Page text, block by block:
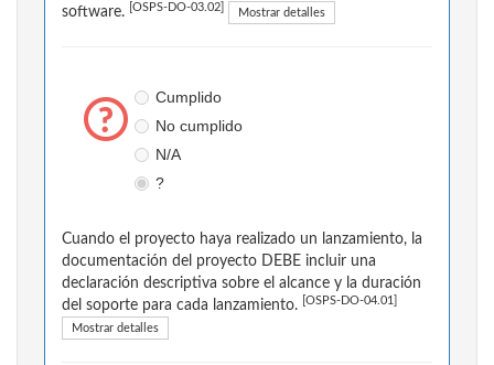
software.
[OSPS-DO-03.02] Mostrar detalles
Cumplido
No cumplido
N/A
?
Cuando el proyecto haya realizado un lanzamiento, la
documentación del proyecto DEBE incluir una
declaración descriptiva sobre el alcance y la duración
del soporte para cada lanzamiento.
[OSPS-DO-04.01]
Mostrar detalles